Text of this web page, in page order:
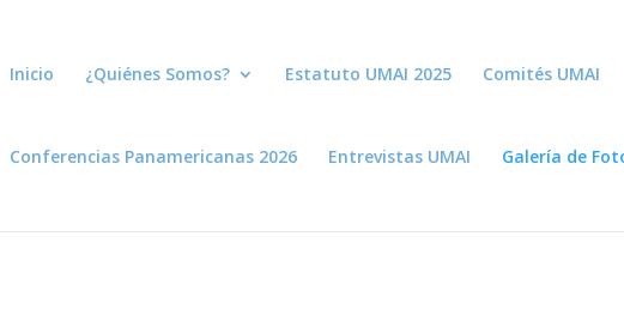
Inicio ¿Quiénes Somos? Estatuto UMAI 2025 Comités UMAI
Conferencias Panamericanas 2026 Entrevistas UMAI Galería de